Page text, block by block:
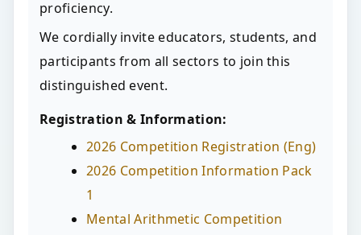
proficiency.
We cordially invite educators, students, and
participants from all sectors to join this
distinguished event.
Registration & Information:
2026 Competition Registration (Eng)
2026 Competition Information Pack
1
Mental Arithmetic Competition